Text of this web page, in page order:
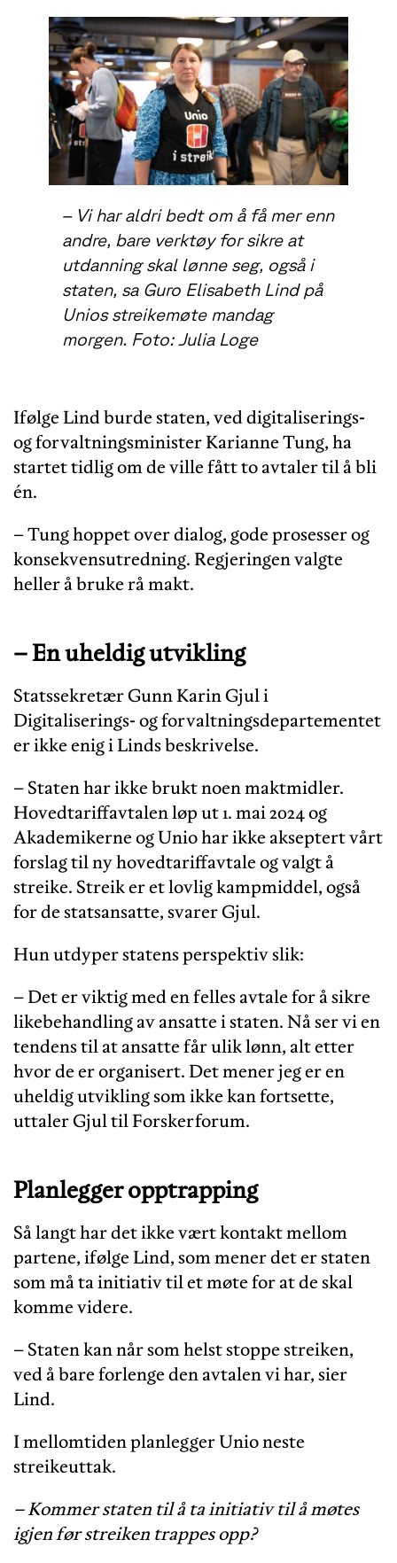
– Vi har aldri bedt om å få mer enn
andre, bare verktøy for sikre at
utdanning skal lønne seg, også i
staten, sa Guro Elisabeth Lind på
Unios streikemøte mandag
morgen. Foto: Julia Loge
Ifølge Lind burde staten, ved digitaliserings-
og forvaltningsminister Karianne Tung, ha
startet tidlig om de ville fått to avtaler til å bli
én.
– Tung hoppet over dialog, gode prosesser og
konsekvensutredning. Regjeringen valgte
heller å bruke rå makt.
– En uheldig utvikling
Statssekretær Gunn Karin Gjul i
Digitaliserings- og forvaltningsdepartementet
er ikke enig i Linds beskrivelse.
– Staten har ikke brukt noen maktmidler.
Hovedtariffavtalen løp ut 1. mai 2024 og
Akademikerne og Unio har ikke akseptert vårt
forslag til ny hovedtariffavtale og valgt å
streike. Streik er et lovlig kampmiddel, også
for de statsansatte, svarer Gjul.
Hun utdyper statens perspektiv slik:
– Det er viktig med en felles avtale for å sikre
likebehandling av ansatte i staten. Nå ser vi en
tendens til at ansatte får ulik lønn, alt etter
hvor de er organisert. Det mener jeg er en
uheldig utvikling som ikke kan fortsette,
uttaler Gjul til Forskerforum.
Planlegger opptrapping
Så langt har det ikke vært kontakt mellom
partene, ifølge Lind, som mener det er staten
som må ta initiativ til et møte for at de skal
komme videre.
– Staten kan når som helst stoppe streiken,
ved å bare forlenge den avtalen vi har, sier
Lind.
I mellomtiden planlegger Unio neste
streikeuttak.
– Kommer staten til å ta initiativ til å møtes
igjen før streiken trappes opp?